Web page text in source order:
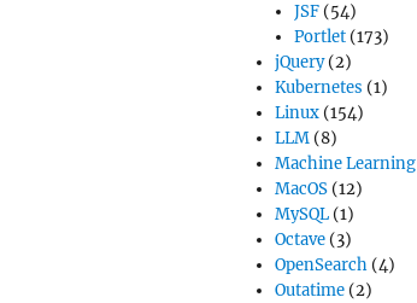
JSF (54)
Portlet (173)
jQuery(2)
Kubernetes (1)
Linux (154)
LLM (8)
Machine Learning
MacOS (12)
MySQL (1)
Octave (3)
OpenSearch (4)
Outatime (2)